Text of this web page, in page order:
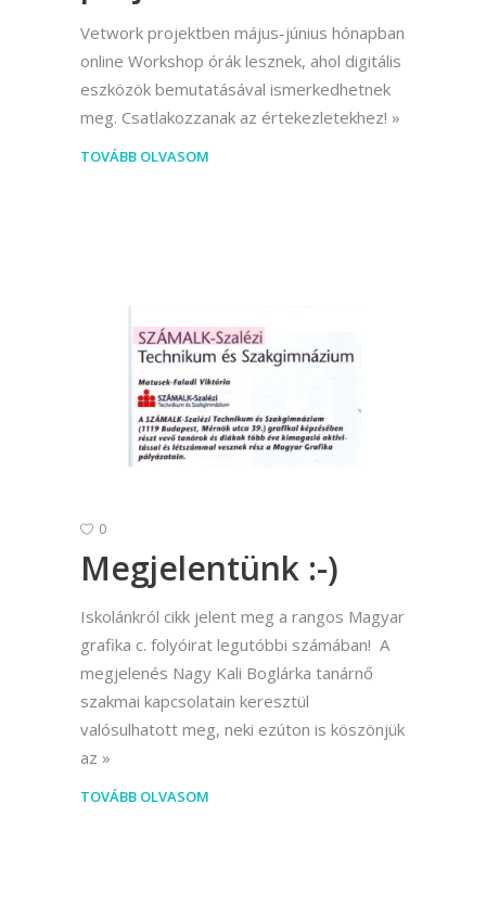
Vetwork projektben május-június hónapban
online Workshop órák lesznek, ahol digitális
eszközök bemutatásával ismerkedhetnek
meg. Csatlakozzanak az értekezletekhez!
TOVÁBB OLVASOM
0
Megjelentünk :-)
Iskolánkról cikk jelent meg a rangos Magyar
grafika c. folyóirat legutóbbi számában! A
megjelenés Nagy Kali Boglárka tanárnő
szakmai kapcsolatain keresztül
valósulhatott meg, neki ezúton is köszönjük
az
TOVÁBB OLVASOM